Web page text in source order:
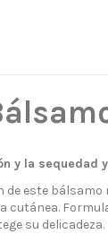
la sequedad
este
su delicadeza.